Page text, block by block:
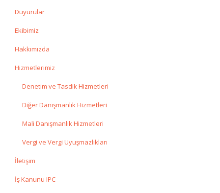
Duyurular
Ekibimiz
Hakkımızda
Hizmetlerimiz
Denetim ve Tasdik Hizmetleri
Diğer Danışmanlık Hizmetleri
Mali Danışmanlık Hizmetleri
Vergi ve Vergi Uyuşmazlıkları
İletişim
İş Kanunu IPC